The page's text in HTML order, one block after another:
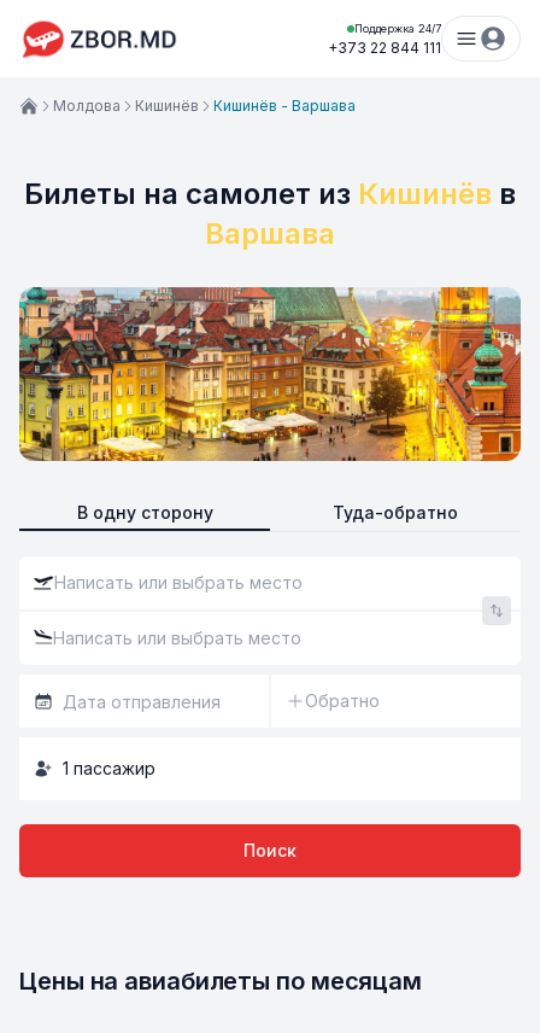
Поддержка 24/7
+373 22 844 111
Билеты на самолет из Кишинёв в
Варшава
В одну сторону Туда-обратно
Обратно
1 пассажир
Поиск
Молдова Кишинёв Кишинёв - Варшава
Цены на авиабилеты по месяцам